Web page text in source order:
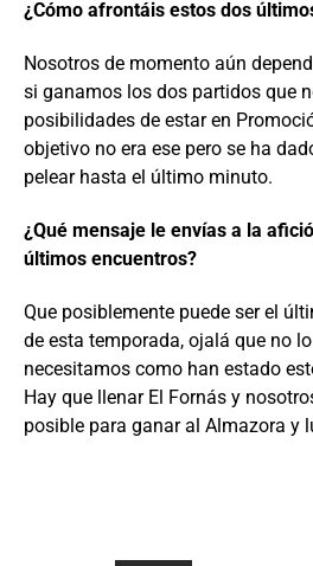
¿Cómo afrontáis estos dos
Nosotros de momento aún
si ganamos los dos partidos que
posibilidades de estar en
objetivo no era ese pero se ha
pelear hasta el último minuto.
¿Qué mensaje le envías a la
últimos encuentros?
Que posiblemente puede ser el
de esta temporada, ojalá que no
necesitamos como han estado
Hay que llenar El Fornás y
posible para ganar al Almazora y